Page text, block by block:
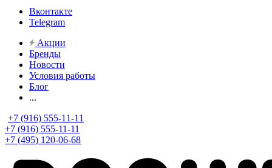
Вконтакте
Telegram
Акции
Бренды
Новости
Условия работы
Блог
...
+7 (916) 555-11-11
+7 (916) 555-11-11
+7 (495) 120-06-68